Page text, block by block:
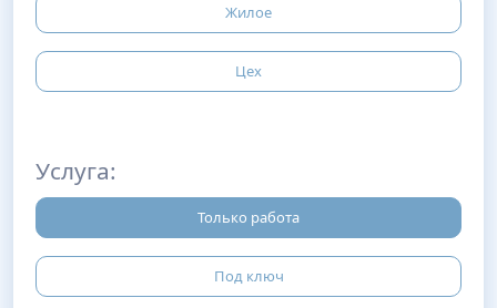
Жилое
Цех
Услуга:
Только работа
Под ключ